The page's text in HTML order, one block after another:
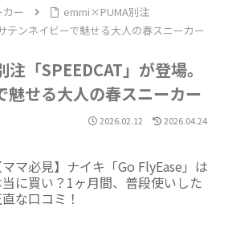
カー
emmi×PUMA別注
テンネイビーで魅せる大人の春スニーカー
「SPEEDCAT」が登場。
魅せる大人の春スニーカー
2026.02.12 2026.04.24
ママ必見】ナイキ「Go FlyEase」は
に買い？1ヶ月間、普段使いした
な口コミ！